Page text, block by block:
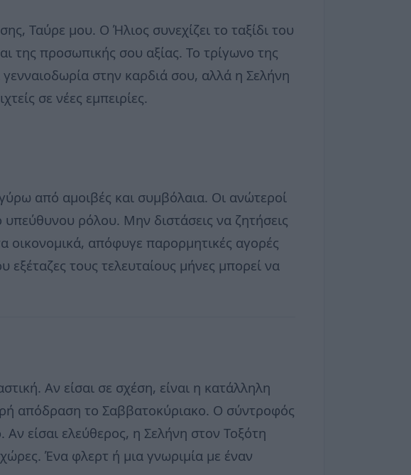
Ταύρε μου. Ο Ήλιος συνεχίζει το ταξίδι του
της προσωπικής σου αξίας. Το τρίγωνο της
στην καρδιά σου, αλλά η Σελήνη
σε νέες εμπειρίες.
γύρω από αμοιβές και συμβόλαια. Οι ανώτεροί
υπεύθυνου ρόλου. Μην διστάσεις να ζητήσεις
οικονομικά, απόφυγε παρορμητικές αγορές
τους τελευταίους μήνες μπορεί να
Αν είσαι σε σχέση, είναι η κατάλληλη
απόδραση το Σαββατοκύριακο. Ο σύντροφός
είσαι ελεύθερος, η Σελήνη στον Τοξότη
Ένα φλερτ ή μια γνωριμία με έναν